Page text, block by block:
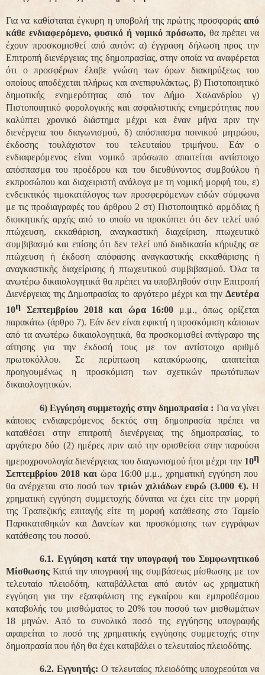
Για να καθίσταται έγκυρη η υποβολή της πρώτης προσφοράς από
κάθε ενδιαφερόμενο, φυσικό ή νομικό πρόσωπο, θα πρέπει να
έχουν προσκομισθεί από αυτόν: α) έγγραφη δήλωση προς την
Επιτροπή διενέργειας της δημοπρασίας, στην οποία να αναφέρεται
ότι ο προσφέρων έλαβε γνώση των όρων διακηρύξεως του
οποίους αποδέχεται πλήρως και ανεπιφυλάκτως, β) Πιστοποιητικό
δημοτικής ενημερότητας από τον Δήμο Χαλανδρίου γ)
Πιστοποιητικό φορολογικής και ασφαλιστικής ενημερότητας που
καλύπτει χρονικό διάστημα μέχρι και έναν μήνα πριν την
διενέργεια του διαγωνισμού, δ) απόσπασμα ποινικού μητρώου,
έκδοσης τουλάχιστον του τελευταίου τριμήνου. Εάν ο
ενδιαφερόμενος είναι νομικό πρόσωπο απαιτείται αντίστοιχο
απόσπασμα του προέδρου και του διευθύνοντος συμβούλου ή
εκπροσώπου και διαχειριστή ανάλογα με τη νομική μορφή του, ε)
ενδεικτικός τιμοκατάλογος των προσφερόμενων ειδών σύμφωνα
με τις προδιαγραφές του άρθρου 2 στ) Πιστοποιητικό αρμόδιας ή
διοικητικής αρχής από το οποίο να προκύπτει ότι δεν τελεί υπό
πτώχευση, εκκαθάριση, αναγκαστική διαχείριση, πτωχευτικό
συμβιβασμό και επίσης ότι δεν τελεί υπό διαδικασία κήρυξης σε
πτώχευση ή έκδοση απόφασης αναγκαστικής εκκαθάρισης ή
αναγκαστικής διαχείρισης ή πτωχευτικού συμβιβασμού. Όλα τα
ανωτέρω δικαιολογητικά θα πρέπει να υποβληθούν στην Επιτροπή
Διενέργειας της Δημοπρασίας το αργότερο μέχρι και την Δευτέρα
10η Σεπτεμβρίου 2018 και ώρα 16:00 μ.μ., όπως ορίζεται
παρακάτω (άρθρο 7). Εάν δεν είναι εφικτή η προσκόμιση κάποιων
από τα ανωτέρω δικαιολογητικά, θα προσκομισθεί αντίγραφο της
αίτησης για την έκδοσή τους με τον αντίστοιχο αριθμό
πρωτοκόλλου. Σε περίπτωση κατακύρωσης, απαιτείται
προηγουμένως η προσκόμιση των σχετικών πρωτότυπων
δικαιολογητικών.
6) Εγγύηση συμμετοχής στην δημοπρασία : Για να γίνει
κάποιος ενδιαφερόμενος δεκτός στη δημοπρασία πρέπει να
καταθέσει στην επιτροπή διενέργειας της δημοπρασίας, το
αργότεροδύο (2) ημέρες πριν από την ορισθείσα στην παρούσα
ημεροχρονολογία διενέργειας του διαγωνισμού ήτοι μέχρι την 10η
Σεπτεμβρίου 2018 και ώρα16:00 μ.μ., χρηματικήεγγύηση που
θα ανέρχεται στο ποσό των τριών χιλιάδων ευρώ (3.000 €).Η
χρηματική εγγύηση συμμετοχής δύναται να έχει είτε την μορφή
της Τραπεζικής επιταγής είτε τη μορφή κατάθεσης στο Ταμείο
Παρακαταθηκών και Δανείων και προσκόμισης των εγγράφων
κατάθεσης του ποσού.
6.1. Εγγύηση κατά την υπογραφή του Συμφωνητικού
Μίσθωσης Κατά την υπογραφή της συμβάσεως μίσθωσης με τον
τελευταίο πλειοδότη, καταβάλλεται από αυτόν ως χρηματική
εγγύηση για την εξασφάλιση της εγκαίρου και εμπροθέσμου
καταβολής του μισθώματος το 20% του ποσού των μισθωμάτων
18 μηνών. Από το συνολικό ποσό της εγγύησης υπογραφής
αφαιρείται το ποσό της χρηματικής εγγύησης συμμετοχής στην
δημοπρασία που ήδη θα έχει καταβάλει ο τελευταίος πλειοδότης.
6.2. Εγγυητής:Ο τελευταίος πλειοδότης υποχρεούται να